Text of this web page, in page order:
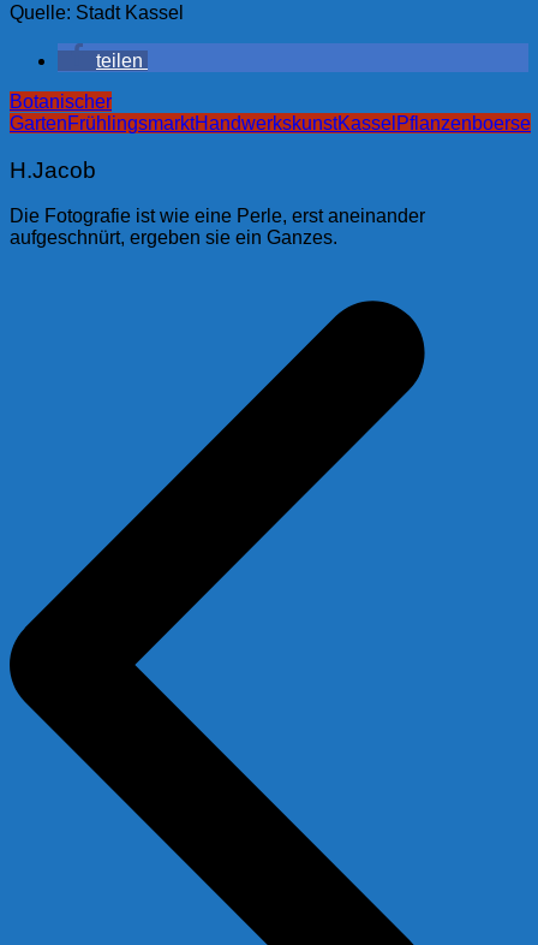
Quelle: Stadt Kassel
teilen
Botanischer
GartenFrühlingsmarktHandwerkskunstKassel Pflanzenboerse
H.Jacob
Die Fotografie ist wie eine Perle, erst aneinander
aufgeschnürt, ergeben sie ein Ganzes.